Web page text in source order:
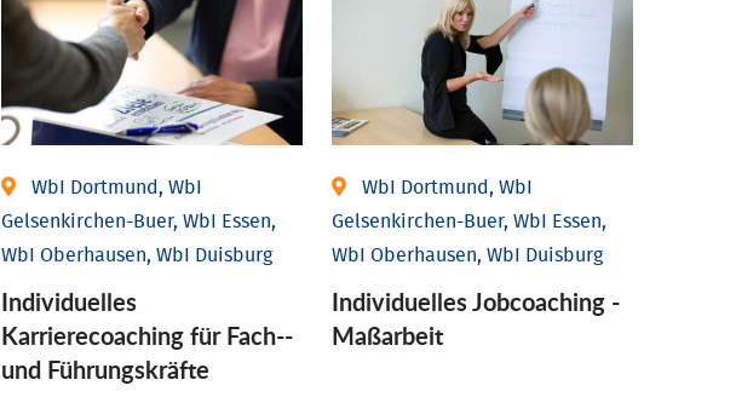
WbI Dortmund, WbI
Gelsenkirchen-Buer, WbI Essen,
WbI Oberhausen, WbI Duisburg
Individu­elles
Karrierecoaching für Fach-­
und Führungs­kräfte
WbI Dortmund, WbI
Gelsenkirchen-Buer, WbI Essen,
WbI Oberhausen, WbI Duisburg
Individu­elles Job­coaching -
Maßarbeit